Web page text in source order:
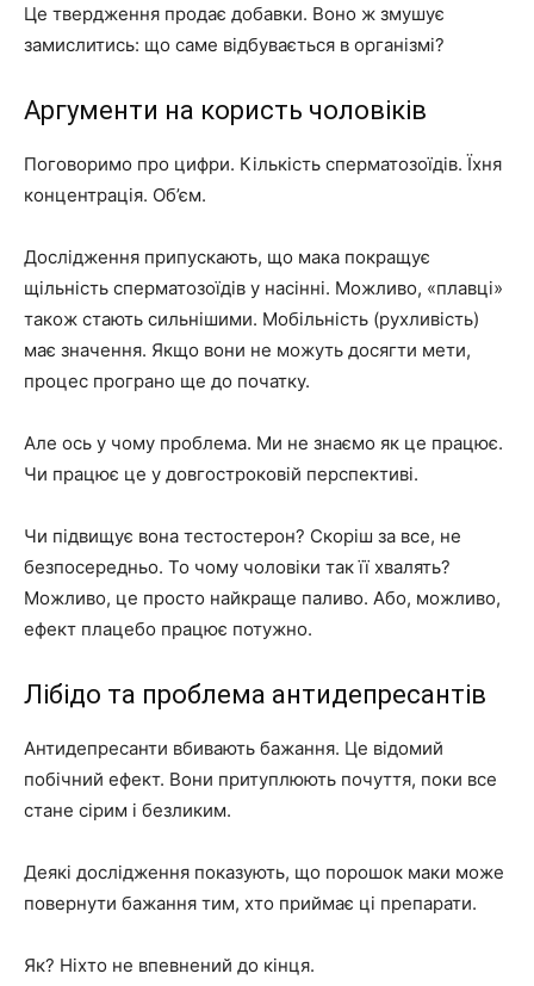
Це твердження продає добавки. Воно ж змушує
замислитись: що саме відбувається в організмі?
Аргументи на користь чоловіків
Поговоримо про цифри. Кількість сперматозоїдів. Їхня
концентрація. Об’єм.
Дослідження припускають, що мака покращує
щільність сперматозоїдів у насінні. Можливо, «плавці»
також стають сильнішими. Мобільність (рухливість)
має значення. Якщо вони не можуть досягти мети,
процес програно ще до початку.
Але ось у чому проблема. Ми не знаємо як це працює.
Чи працює це у довгостроковій перспективі.
Чи підвищує вона тестостерон? Скоріш за все, не
безпосередньо. То чому чоловіки так її хвалять?
Можливо, це просто найкраще паливо. Або, можливо,
ефект плацебо працює потужно.
Лібідо та проблема антидепресантів
Антидепресанти вбивають бажання. Це відомий
побічний ефект. Вони притуплюють почуття, поки все
стане сірим і безликим.
Деякі дослідження показують, що порошок маки може
повернути бажання тим, хто приймає ці препарати.
Як? Ніхто не впевнений до кінця.